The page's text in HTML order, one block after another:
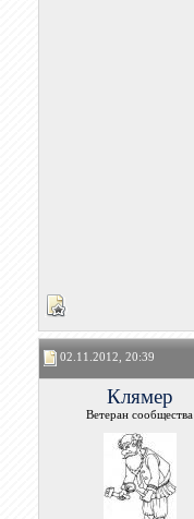
02.11.2012, 20:39
Клямер
Ветеран сообщества